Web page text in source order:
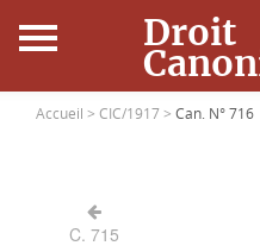
Droit
Accueil
Ressources
Accueil > CIC/1917 > Can. N° 716
C. 715